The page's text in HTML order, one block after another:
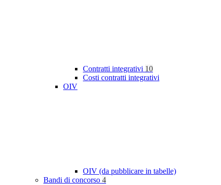
Contratti integrativi 10
Costi contratti integrativi
OIV
OIV (da pubblicare in tabelle)
Bandi di concorso 4